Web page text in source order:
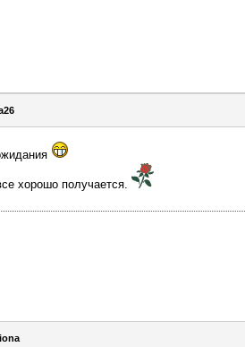
хорошо получается.